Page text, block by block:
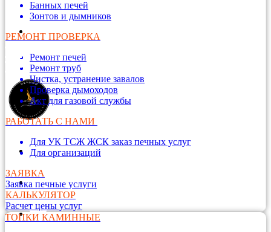
Банных печей
Зонтов и дымников
РЕМОНТ ПРОВЕРКА
Ремонт печей
Ремонт труб
Чистка, устранение завалов
Проверка дымоходов
Акт для газовой службы
РАБОТАТЬ С НАМИ
Для УК ТСЖ ЖСК заказ печных услуг
Для организаций
ЗАЯВКА
Заявка печные услуги
КАЛЬКУЛЯТОР
Расчет цены услуг
ТОПКИ КАМИННЫЕ